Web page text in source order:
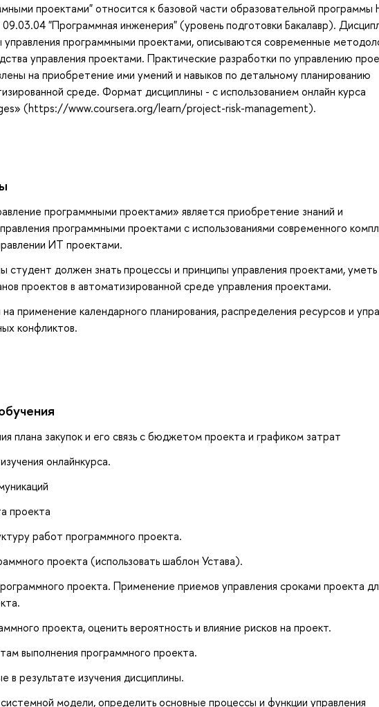
проектами" относится к базовой части образовательной
"Программная инженерия" (уровень подготовки Бакалавр).
программными проектами, описываются современные
управления проектами. Практические разработки по управлению
на приобретение ими умений и навыков по детальному планированию
среде. Формат дисциплины - с использованием онлайн курса
(https://www.coursera.org/learn/project-risk-management).
программными проектами» является приобретение знаний и
программными проектами с использованиями современного
ИТ проектами.
студент должен знать процессы и принципы управления проектами, уметь
проектов в автоматизированной среде управления проектами.
применение календарного планирования, распределения ресурсов и
конфликтов.
плана закупок и его связь с бюджетом проекта и графиком затрат
онлайнкурса.
проекта
работ программного проекта.
проекта (использовать шаблон Устава).
проекта. Применение приемов управления сроками проекта
проекта, оценить вероятность и влияние рисков на проект.
выполнения программного проекта.
в результате изучения дисциплины.
модели, определить основные процессы и функции управления